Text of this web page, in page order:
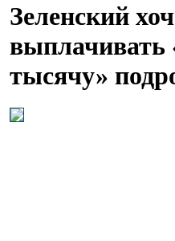
Зеленский
выплачивать
тысячу»